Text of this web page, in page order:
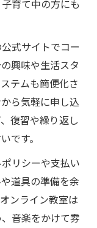
育て中の方にも
式サイトでコー
興味や生活スタ
テムも簡便化さ
ら気軽に申し込
復習や繰り返し
です。
リシーや支払い
道具の準備を余
ンライン教室は
音楽をかけて雰